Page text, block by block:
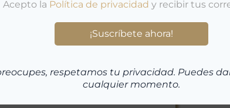
respetamos tu privacidad. Puedes
cualquier momento.